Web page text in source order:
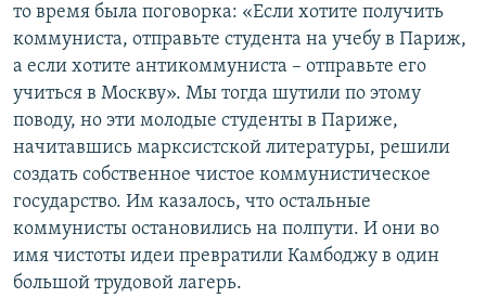
то время была поговорка: «Если хотите получить
коммуниста, отправьте студента на учебу в Париж,
а если хотите антикоммуниста – отправьте его
учиться в Москву». Мы тогда шутили по этому
поводу, но эти молодые студенты в Париже,
начитавшись марксистской литературы, решили
создать собственное чистое коммунистическое
государство. Им казалось, что остальные
коммунисты остановились на полпути. И они во
имя чистоты идеи превратили Камбоджу в один
большой трудовой лагерь.